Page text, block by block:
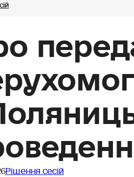
Рішення сесій